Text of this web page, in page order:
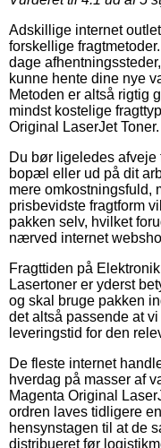
Adskillige internet
forskellige
dage
kunne hente dine nye
Metoden er altså rigtig
mindst kostelige
Original LaserJet Toner.
Du bør ligeledes
bopæl eller ud på dit
mere omkostningsfuld,
prisbevidste fragtform
pakken selv, hvilket
nærved internet
Fragttiden på
Lasertoner er yderst
og skal bruge pakken
det altså passende at
leveringstid for den
De fleste internet
hverdag på masser af
Magenta Original
ordren laves tidligere
hensynstagen til at de
distribueret før